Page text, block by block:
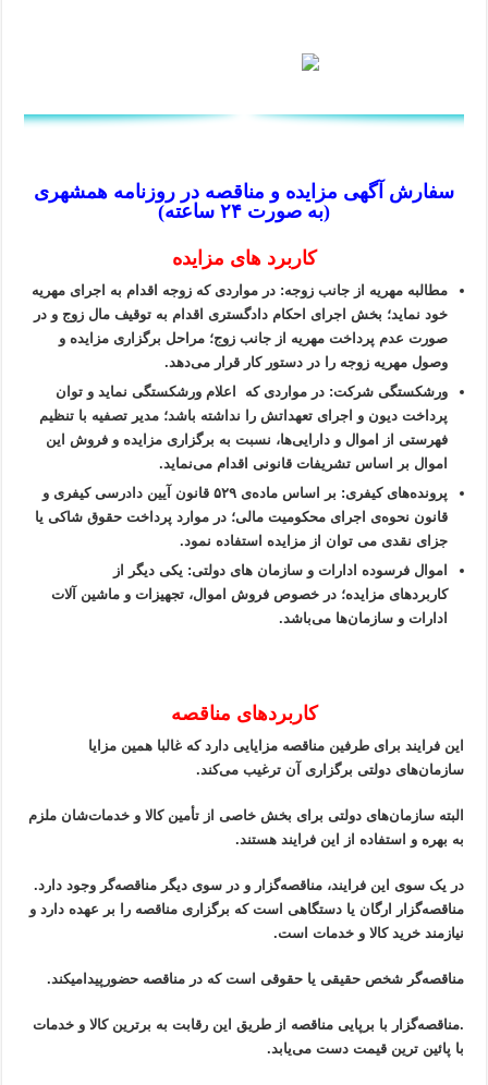
سفارش آگهی مزایده و مناقصه در روزنامه همشهری
(به صورت ۲۴ ساعته)
کاربرد های مزایده
مطالبه مهریه از جانب زوجه: در مواردی که زوجه اقدام به اجرای مهریه
خود نماید؛ بخش اجرای احکام دادگستری اقدام به توقیف مال زوج و در
صورت عدم پرداخت مهریه از جانب زوج؛ مراحل برگزاری مزایده و
وصول مهریه زوجه را در دستور کار قرار می‌دهد.
ورشکستگی شرکت: در مواردی که اعلام ورشکستگی نماید و توان
پرداخت دیون و اجرای تعهداتش را نداشته باشد؛ مدیر تصفیه با تنظیم
فهرستی از اموال و دارایی‌ها، نسبت به برگزاری مزایده و فروش این
اموال بر اساس تشریفات قانونی اقدام می‌نماید.
پرونده‌های کیفری: بر اساس ماده‌ی ۵۲۹ قانون آیین دادرسی کیفری و
قانون نحوه‌ی اجرای محکومیت مالی؛ در موارد پرداخت حقوق شاکی یا
جزای نقدی می ‌توان از مزایده استفاده نمود.
اموال فرسوده ادارات و سازمان های دولتی: یکی دیگر از
کاربردهای مزایده؛ در خصوص فروش اموال، تجهیزات و ماشین آلات
ادارات و سازمان‌ها می‌باشد.
کاربردهای مناقصه
این فرایند برای طرفین مناقصه مزایایی دارد که غالبا همین مزایا
سازمان‌های دولتی برگزاری آن ترغیب می‌کند.
البته سازمان‌های دولتی برای بخش خاصی از تأمین کالا و خدمات‌شان ملزم
به بهره و استفاده از این فرایند هستند.
در یک سوی این فرایند، مناقصه‌گزار و در سوی دیگر مناقصه‌گر وجود دارد.
مناقصه‌گزار ارگان یا دستگاهی است که برگزاری مناقصه را بر عهده دارد و
نیازمند خرید کالا و خدمات است.
مناقصه‌گر شخص حقیقی یا حقوقی است که در مناقصه حضورپیدامیکند.
.مناقصه‌گزار با برپایی مناقصه از طریق این رقابت به برترین کالا و خدمات
با پائین ترین قیمت دست می‌یابد.